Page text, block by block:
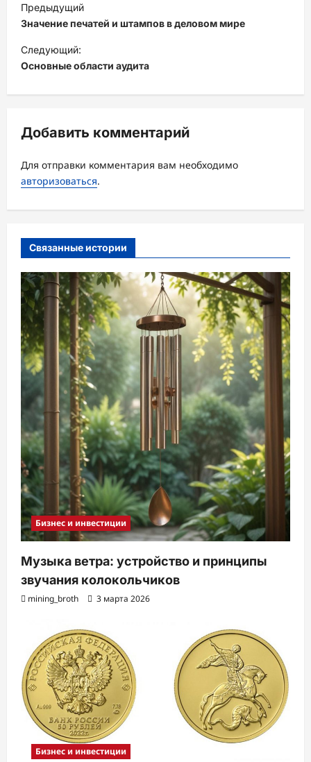
а
в
и
ц
я
з
а
п
и
с
и
Предыдущий
Значение печатей и штампов в деловом мире
Следующий:
Основные области аудита
Добавить комментарий
Для отправки комментария вам необходимо
авторизоваться.
Связанные истории
Бизнес и инвестиции
Музыка ветра: устройство и принципы
звучания колокольчиков
mining_broth 3 марта 2026
Бизнес и инвестиции